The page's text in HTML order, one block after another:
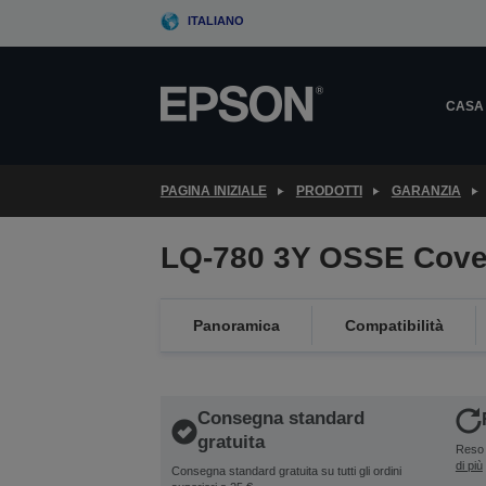
ITALIANO
CASA
PAGINA INIZIALE PRODOTTI GARANZIA
LQ-780 3Y OSSE
Panoramica Compatibilità
Consegna standard
gratuita
Consegna standard gratuita su tutti gli ordini
Reso
di più